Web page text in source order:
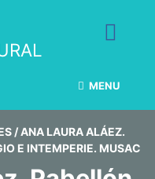
MENU
/ ANA LAURA ALÁEZ.
E INTEMPERIE. MUSAC